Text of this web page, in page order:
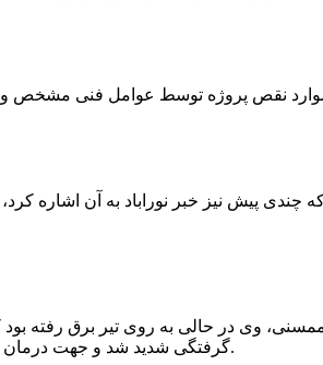
ادامه تغییرات مدیریتی سال ۹۸ که چندی پیش نیز
ممسنی، وی در حالی به روی تیر برق رفته
گرفتگی شدید شد و جهت درمان به شیراز انتقال یافت.به گفته این منبع آگاه ؛ متاسفانه هر دو دست این نیروی کار به دلیل سوختگی شدید قطع شده است.